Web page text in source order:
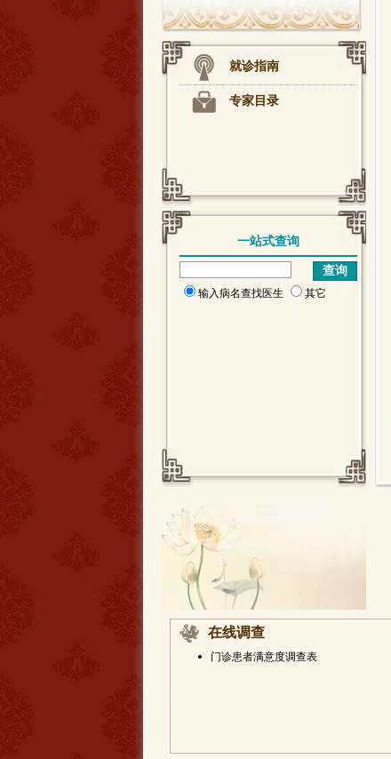
就诊指南
专家目录
一站式查询
输入病名查找医生 其它
在线调查
• 门诊患者满意度调查表